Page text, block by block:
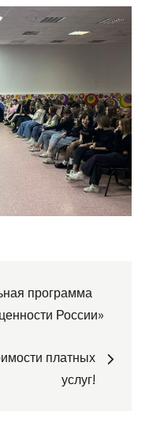
программа
России»
платных
услуг!